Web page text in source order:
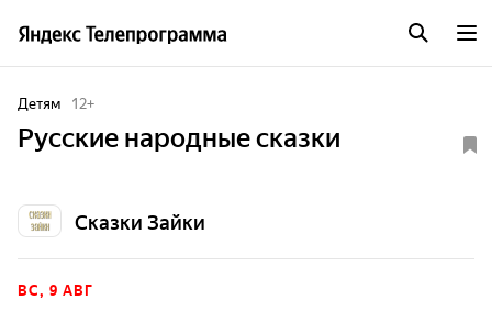
Детям 12+
Русские народные сказки
Сказки Зайки
ВС, 9 АВГ